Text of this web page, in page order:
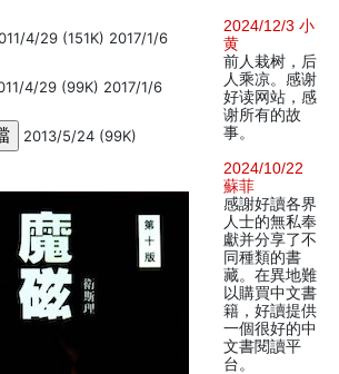
4/29 (151K) 2017/1/6
4/29 (99K) 2017/1/6
2013/5/24 (99K)
2024/12/3 小
黄
前人栽树，后
人乘凉。感谢
好读网站，感
谢所有的故
事。
2024/10/22
蘇菲
感謝好讀各界
人士的無私奉
獻并分享了不
同種類的書
藏。在異地難
以購買中文書
籍，好讀提供
一個很好的中
文書閱讀平
台。